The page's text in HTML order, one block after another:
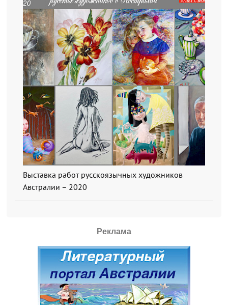
Выставка работ русскоязычных художников
Австралии – 2020
Реклама